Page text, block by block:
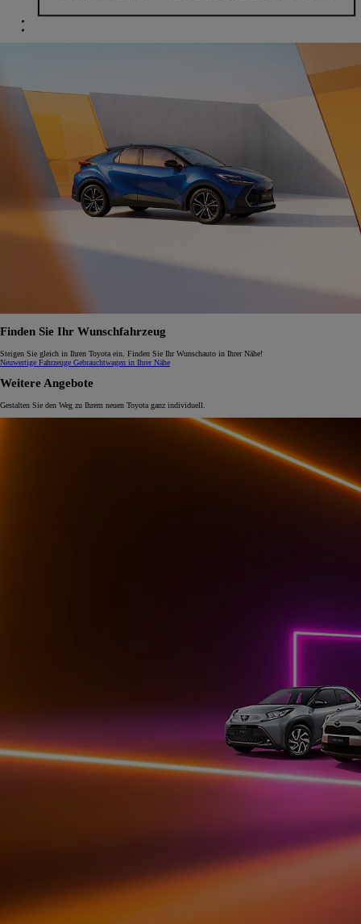
Finden Sie Ihr Wunschfahrzeug
Steigen Sie gleich in Ihren Toyota ein. Finden Sie Ihr Wunschauto in Ihrer Nähe!
Neuwertige Fahrzeuge Gebrauchtwagen in Ihrer Nähe
Weitere Angebote
Gestalten Sie den Weg zu Ihrem neuen Toyota ganz individuell.